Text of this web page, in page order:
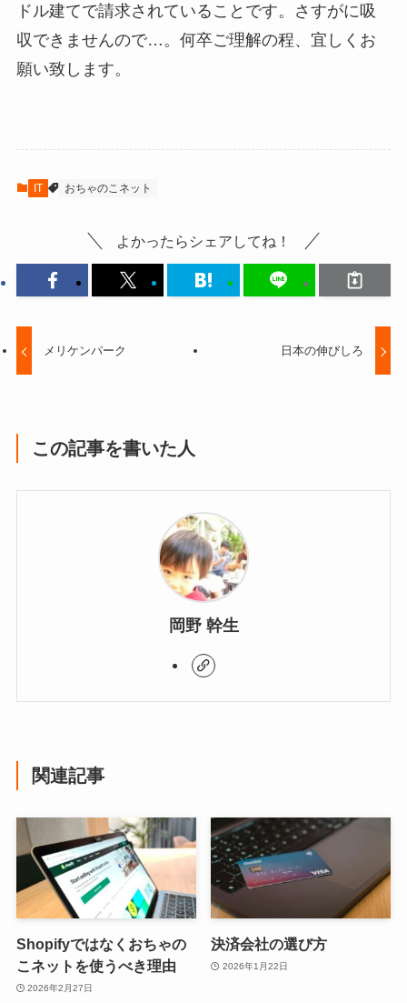
ドル建てで請求されていることです。さすがに吸
収できませんので…。何卒ご理解の程、宜しくお
願い致します。
IT おちゃのこネット
よかったらシェアしてね！
メリケンパーク 日本の伸びしろ
この記事を書いた人
岡野 幹生
関連記事
Shopifyではなくおちゃの
こネットを使うべき理由
2026年2月27日
決済会社の選び方
2026年1月22日